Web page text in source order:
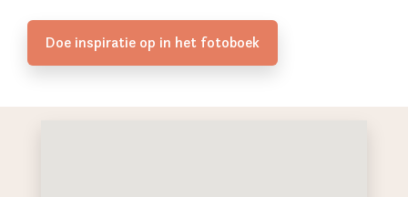
Doe inspiratie op in het fotoboek